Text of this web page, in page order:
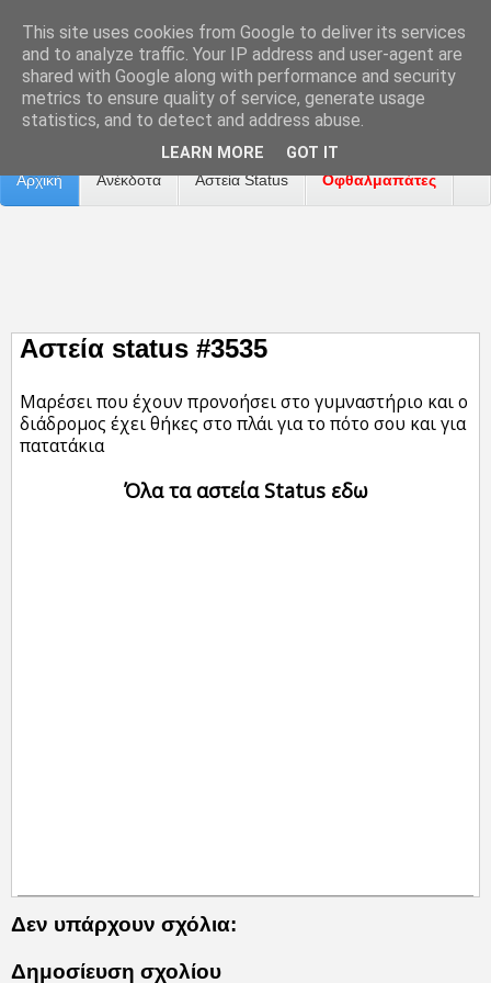
Επικοινωνία Διαφήμιση Αναφορά Προβλήματος
Αρχική Ανέκδοτα Αστεία Status Οφθαλμαπάτες
Αστεία status #3535
Μαρέσει πoυ έχουν προνοήσει στο γυμναστήριο και ο
διάδρομος έχει θήκες στο πλάι για το πότο σου και για
πατατάκια
Όλα τα αστεία Status εδω
Δεν υπάρχουν σχόλια:
Δημοσίευση σχολίου
This site uses cookies from Google to deliver its services
and to analyze traffic. Your IP address and user-agent are
shared with Google along with performance and security
metrics to ensure quality of service, generate usage
statistics, and to detect and address abuse.
LEARN MORE GOT IT